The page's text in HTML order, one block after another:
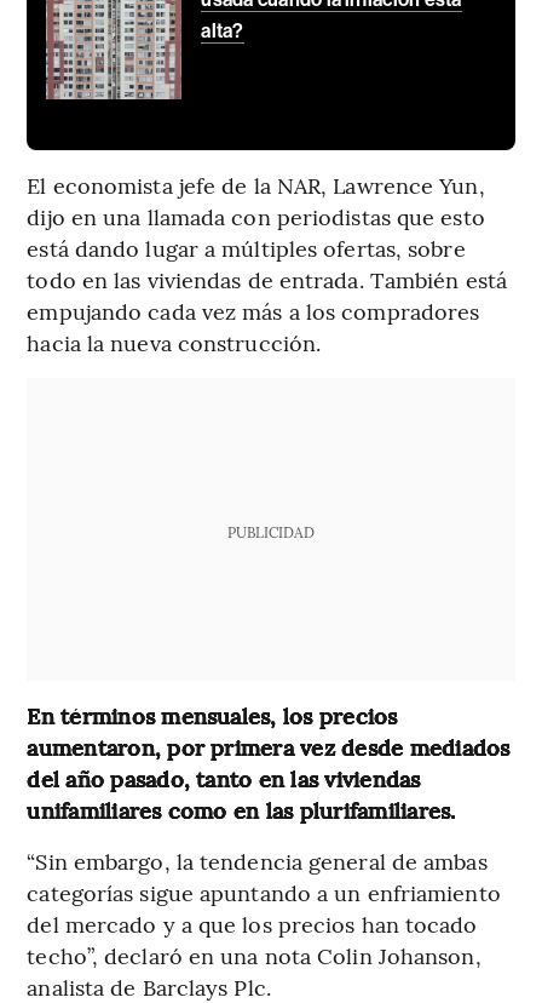
alta?
El economista jefe de la NAR, Lawrence Yun,
dijo en una llamada con periodistas que esto
está dando lugar a múltiples ofertas, sobre
todo en las viviendas de entrada. También está
empujando cada vez más a los compradores
hacia la nueva construcción.
PUBLICIDAD
En términos mensuales, los precios
aumentaron, por primera vez desde mediados
del año pasado, tanto en las viviendas
unifamiliares como en las plurifamiliares.
“Sin embargo, la tendencia general de ambas
categorías sigue apuntando a un enfriamiento
del mercado y a que los precios han tocado
techo”, declaró en una nota Colin Johanson,
analista de Barclays Plc.